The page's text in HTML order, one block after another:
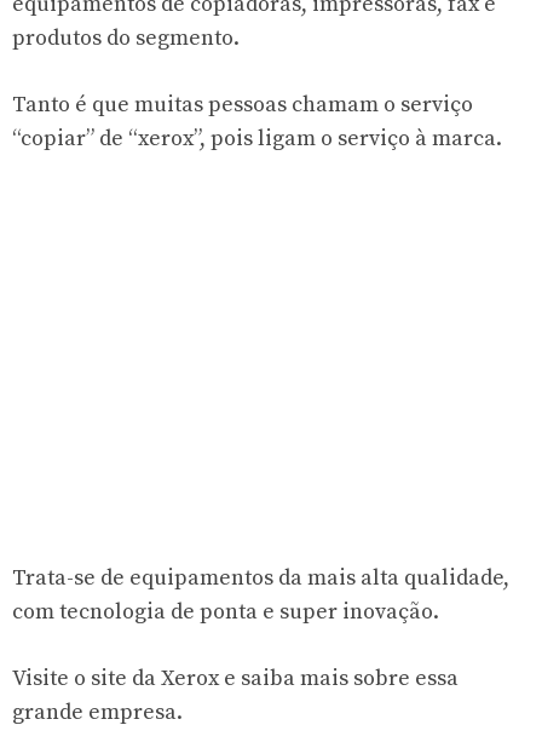
produtos do segmento.
Tanto é que muitas pessoas chamam o serviço
“copiar” de “xerox”, pois ligam o serviço à marca.
Trata-se de equipamentos da mais alta qualidade,
com tecnologia de ponta e super inovação.
Visite o site da Xerox e saiba mais sobre essa
grande empresa.